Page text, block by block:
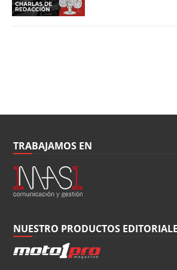
TRABAJAMOS EN
NUESTRO PRODUCTOS